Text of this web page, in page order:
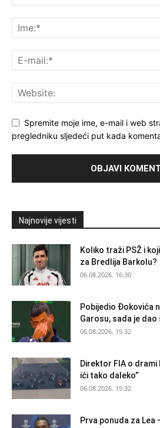
Spremite moje ime, e-mail i web
pregledniku sljedeći put kada
Najnovije vijesti
Koliko traži PSŽ i
za Bredlija Barkolu?
06.08.2026. 16:30
Pobijedio Đokovića
Garosu, sada je
06.08.2026. 15:32
Direktor FIA o drami
ići tako daleko”
06.08.2026. 15:32
Prva ponuda za Lea